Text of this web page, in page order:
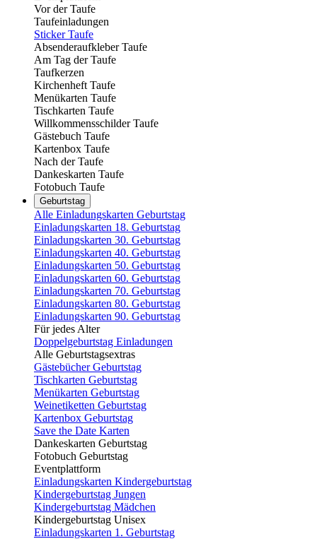
Vor der Taufe
Taufeinladungen
Sticker Taufe
Absenderaufkleber Taufe
Am Tag der Taufe
Taufkerzen
Kirchenheft Taufe
Menükarten Taufe
Tischkarten Taufe
Willkommensschilder Taufe
Gästebuch Taufe
Kartenbox Taufe
Nach der Taufe
Dankeskarten Taufe
Fotobuch Taufe
Geburtstag
Alle Einladungskarten Geburtstag
Einladungskarten 18. Geburtstag
Einladungskarten 30. Geburtstag
Einladungskarten 40. Geburtstag
Einladungskarten 50. Geburtstag
Einladungskarten 60. Geburtstag
Einladungskarten 70. Geburtstag
Einladungskarten 80. Geburtstag
Einladungskarten 90. Geburtstag
Für jedes Alter
Doppelgeburtstag Einladungen
Alle Geburtstagsextras
Gästebücher Geburtstag
Tischkarten Geburtstag
Menükarten Geburtstag
Weinetiketten Geburtstag
Kartenbox Geburtstag
Save the Date Karten
Dankeskarten Geburtstag
Fotobuch Geburtstag
Eventplattform
Einladungskarten Kindergeburtstag
Kindergeburtstag Jungen
Kindergeburtstag Mädchen
Kindergeburtstag Unisex
Einladungskarten 1. Geburtstag